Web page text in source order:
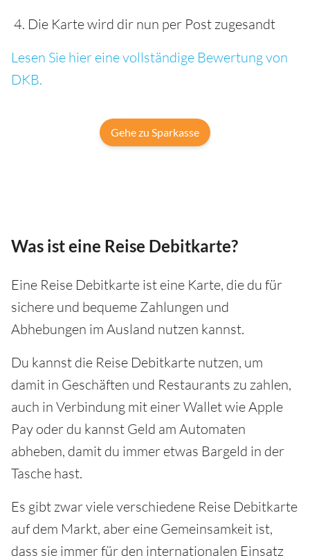
Die Karte wird dir nun per Post zugesandt
Lesen Sie hier eine vollständige Bewertung von
DKB.
Gehe zu Sparkasse
Was ist eine Reise Debitkarte?
Eine Reise Debitkarte ist eine Karte, die du für
sichere und bequeme Zahlungen und
Abhebungen im Ausland nutzen kannst.
Du kannst die Reise Debitkarte nutzen, um
damit in Geschäften und Restaurants zu zahlen,
auch in Verbindung mit einer Wallet wie Apple
Pay oder du kannst Geld am Automaten
abheben, damit du immer etwas Bargeld in der
Tasche hast.
Es gibt zwar viele verschiedene Reise Debitkarte
auf dem Markt, aber eine Gemeinsamkeit ist,
dass sie immer für den internationalen Einsatz